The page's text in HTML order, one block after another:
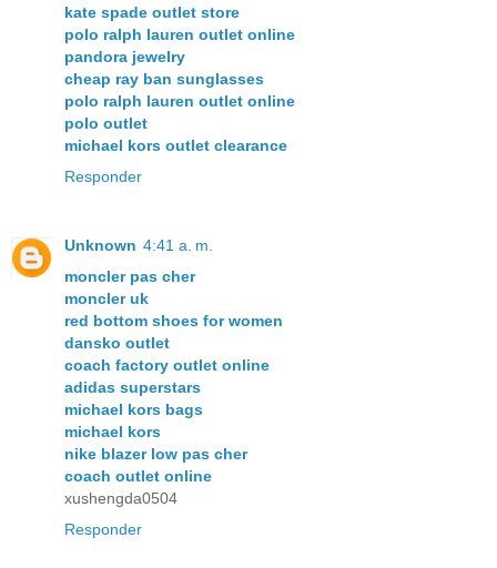
kate spade outlet store
polo ralph lauren outlet online
pandora jewelry
cheap ray ban sunglasses
polo ralph lauren outlet online
polo outlet
michael kors outlet clearance
Responder
Unknown 4:41 a. m.
moncler pas cher
moncler uk
red bottom shoes for women
dansko outlet
coach factory outlet online
adidas superstars
michael kors bags
michael kors
nike blazer low pas cher
coach outlet online
xushengda0504
Responder